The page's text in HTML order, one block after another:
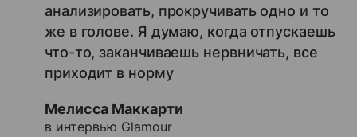
анализировать, прокручивать одно и то
же в голове. Я думаю, когда отпускаешь
что-то, заканчиваешь нервничать, все
приходит в норму
Мелисса Маккарти
в интервью Glamour